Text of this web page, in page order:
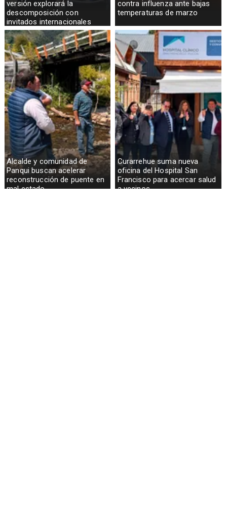
versión explorará la
descomposición con
invitados internacionales
contra influenza ante bajas
temperaturas de marzo
Alcalde y comunidad de
Panqui buscan acelerar
reconstrucción de puente en
mal estado
Curarrehue suma nueva
oficina del Hospital San
Francisco para acercar salud
a vecinos